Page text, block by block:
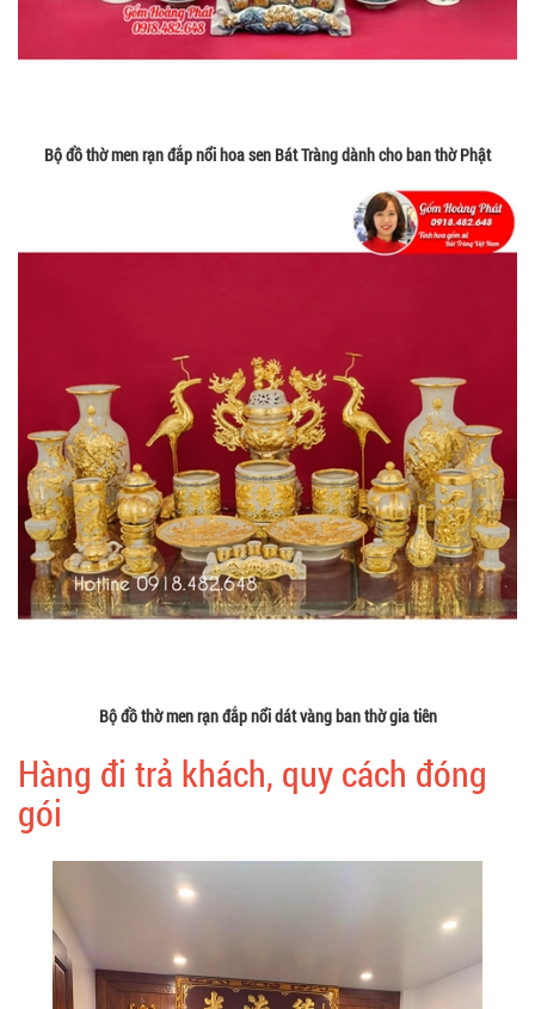
Bộ đồ thờ men rạn đắp nổi hoa sen Bát Tràng dành cho ban thờ Phật
Bộ đồ thờ men rạn đắp nổi dát vàng ban thờ gia tiên
Hàng đi trả khách, quy cách đóng
gói